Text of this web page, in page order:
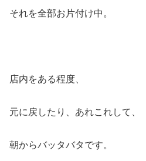
それを全部お片付け中。
店内をある程度、
元に戻したり、あれこれして、
朝からバッタバタです。